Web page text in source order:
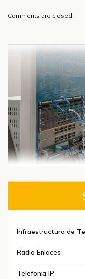
Comments are closed.
Infraestructura de
Radio Enlaces
Telefonía IP